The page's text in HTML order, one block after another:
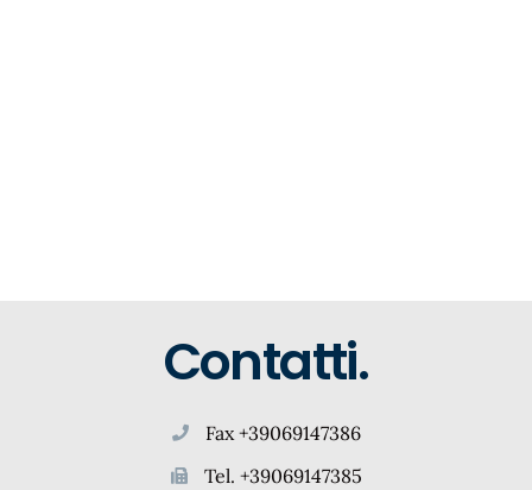
Contatti.
Fax +39069147386
Tel. +39069147385